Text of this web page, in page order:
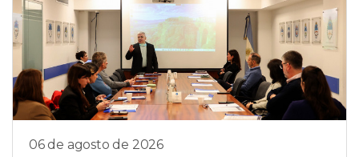
06 de agosto de 2026